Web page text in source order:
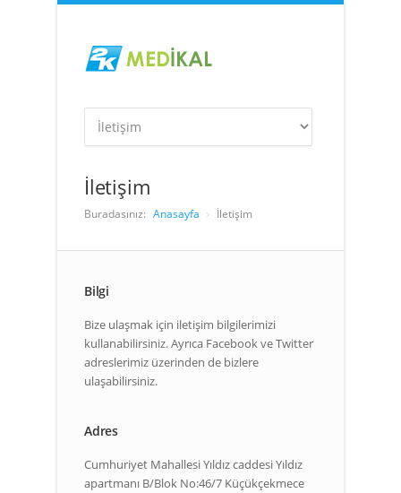
İletişim
Buradasınız: Anasayfa İletişim
Bilgi
Bize ulaşmak için iletişim bilgilerimizi
kullanabilirsiniz. Ayrıca Facebook ve Twitter
adreslerimiz üzerinden de bizlere
ulaşabilirsiniz.
Adres
Cumhuriyet Mahallesi Yıldız caddesi Yıldız
apartmanı B/Blok No:46/7 Küçükçekmece